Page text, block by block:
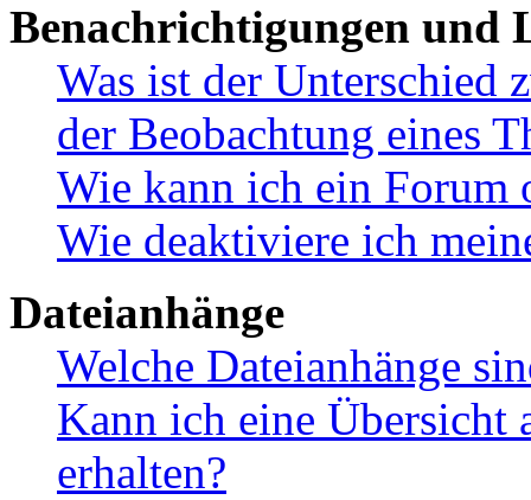
Benachrichtigungen und
Was ist der Unterschied
der Beobachtung eines
Wie kann ich ein Forum
Wie deaktiviere ich
Dateianhänge
Welche Dateianhänge
Kann ich eine Übersicht
erhalten?